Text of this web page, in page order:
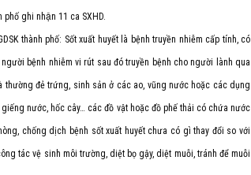
ghi nhận 11 ca SXHD.
thành phố: Sốt xuất huyết là bệnh truyền nhiễm cấp tính, có
bệnh nhiễm vi rút sau đó truyền bệnh cho người lành qua
thường đẻ trứng, sinh sản ở các ao, vũng nước hoặc các dụng
nước, hốc cây… các đồ vật hoặc đồ phế thải có chứa nước
chống dịch bệnh sốt xuất huyết chưa có gì thay đổi so với
tác vệ sinh môi trường, diệt bọ gậy, diệt muỗi, tránh để muỗi